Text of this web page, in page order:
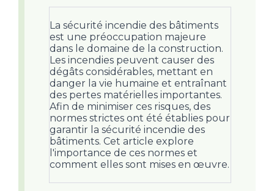
La sécurité incendie des bâtiments
est une préoccupation majeure
dans le domaine de la construction.
Les incendies peuvent causer des
dégâts considérables, mettant en
danger la vie humaine et entraînant
des pertes matérielles importantes.
Afin de minimiser ces risques, des
normes strictes ont été établies pour
garantir la sécurité incendie des
bâtiments. Cet article explore
l'importance de ces normes et
comment elles sont mises en œuvre.